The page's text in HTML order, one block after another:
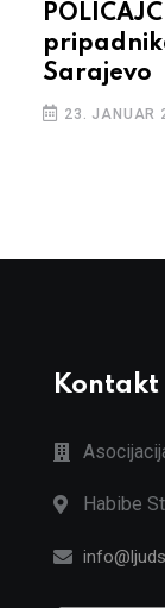
Sarajevo
23. JANUAR
Kontakt
Habibe